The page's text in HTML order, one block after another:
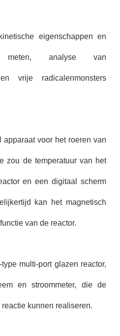
eigenschappen en
meten, analyse van
vrije radicalenmonsters
apparaat voor het roeren van
zou de temperatuur van het
en een digitaal scherm
kan het magnetisch
van de reactor.
multi-port glazen reactor,
en stroommeter, die de
kunnen realiseren.